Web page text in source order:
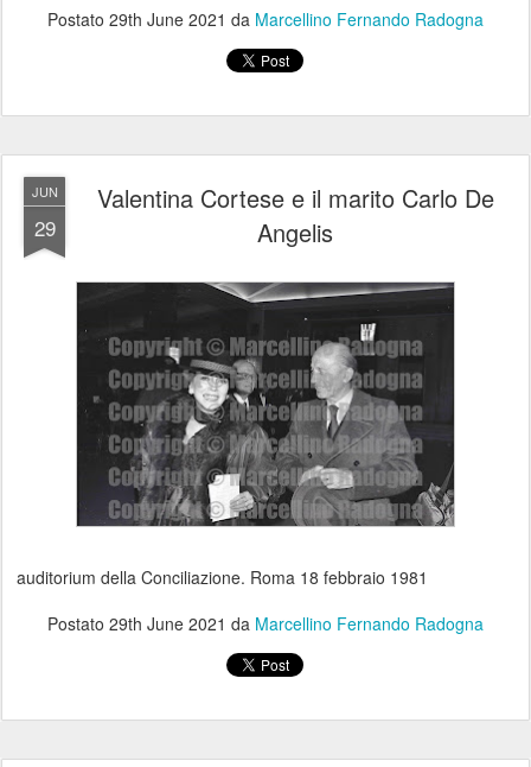
Postato 29th June 2021 da Marcellino Fernando Radogna
JUN
29
Valentina Cortese e il marito Carlo De
Angelis
auditorium della Conciliazione. Roma 18 febbraio 1981
Postato 29th June 2021 da Marcellino Fernando Radogna